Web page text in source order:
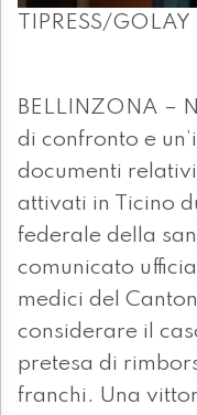
TIPRESS/GOLAY
BELLINZONA –
di confronto e
documenti
attivati in Ticino
federale della
comunicato
medici del
considerare il
pretesa di
franchi. Una